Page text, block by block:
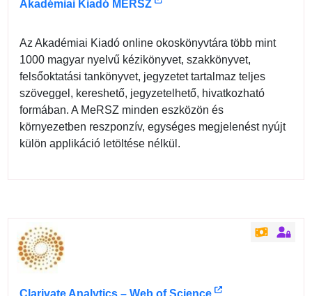
Akadémiai Kiadó MERSZ
Az Akadémiai Kiadó online okoskönyvtára több mint
1000 magyar nyelvű kézikönyvet, szakkönyvet,
felsőoktatási tankönyvet, jegyzetet tartalmaz teljes
szöveggel, kereshető, jegyzetelhető, hivatkozható
formában. A MeRSZ minden eszközön és
környezetben reszponzív, egységes megjelenést nyújt
külön applikáció letöltése nélkül.